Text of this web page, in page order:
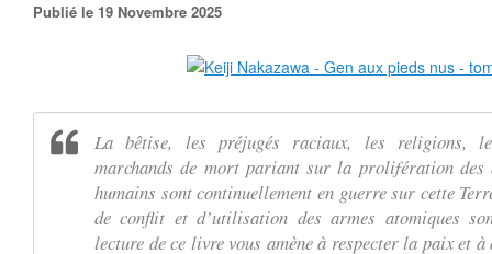
Publié le 19 Novembre 2025
La bêtise, les préjugés raciaux, les religions,
marchands de mort pariant sur la prolifération des
humains sont continuellement en guerre sur cette
de conflit et d’utilisation des armes atomiques
lecture de ce livre vous amène à respecter la paix et